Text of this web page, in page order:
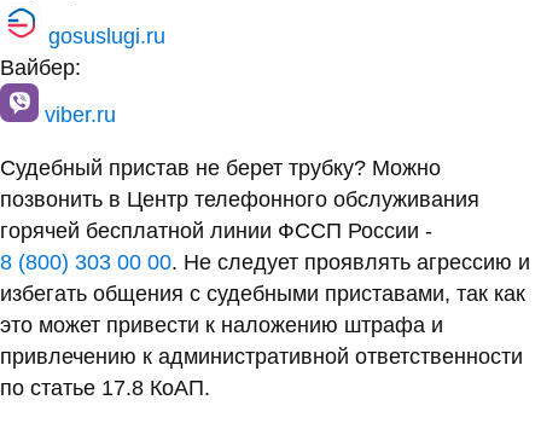
gosuslugi.ru
Вайбер:
viber.ru
Судебный пристав не берет трубку? Можно
позвонить в Центр телефонного обслуживания
горячей бесплатной линии ФССП России -
8 (800) 303 00 00. Не следует проявлять агрессию и
избегать общения с судебными приставами, так как
это может привести к наложению штрафа и
привлечению к административной ответственности
по статье 17.8 КоАП.